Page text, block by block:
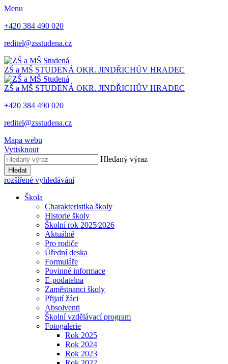
Menu
+420 384 490 020
reditel@zsstudena.cz
ZŠ a MŠ STUDENÁ OKR. JINDŘICHŮV HRADEC
ZŠ a MŠ STUDENÁ OKR. JINDŘICHŮV HRADEC
+420 384 490 020
reditel@zsstudena.cz
Mapa webu
Vytisknout
Hledaný výraz
Hledat
rozšířené vyhledávání
Škola
Charakteristika školy
Historie školy
Školní rok 2025⁄2026
Aktuálně
Pro rodiče
Úřední deska
Formuláře
Povinné informace
E-podatelna
Zaměstnanci školy
Přijatí žáci
Absolventi
Školní vzdělávací program
Fotogalerie
Rok 2025
Rok 2024
Rok 2023